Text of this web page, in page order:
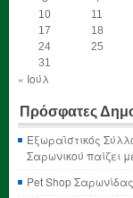
10
11
17
18
24
25
31
« Ιούλ
Πρόσφατες
Εξωραϊστικός
Σαρωνικού παίζει
Pet Shop